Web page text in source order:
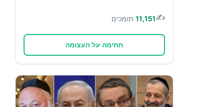
✍️
11,151 תומכים
חתימה על העצומה